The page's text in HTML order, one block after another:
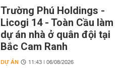
Trường Phú Holdings -
Licogi 14 - Toàn Cầu làm
dự án nhà ở quân đội tại
Bắc Cam Ranh
DỰ ÁN 11:43 | 06/08/2026